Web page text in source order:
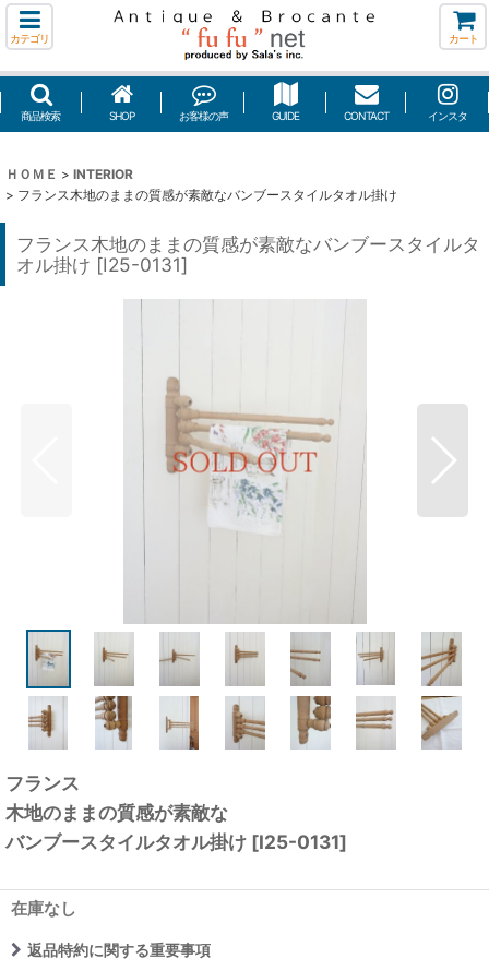
カテゴリ カート
商品検索 SHOP お客様の声 GUIDE CONTACT インスタ
ＨＯＭＥ > INTERIOR
> フランス木地のままの質感が素敵なバンブースタイルタオル掛け
フランス木地のままの質感が素敵なバンブースタイルタ
オル掛け [I25-0131]
フランス
木地のままの質感が素敵な
バンブースタイルタオル掛け [I25-0131]
在庫なし
返品特約に関する重要事項